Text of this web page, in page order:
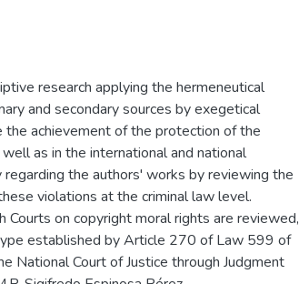
research applying the hermeneutical
and secondary sources by exegetical
the achievement of the protection of the
as in the international and national
the authors' works by reviewing the
violations at the criminal law level.
on copyright moral rights are reviewed,
established by Article 270 of Law 599 of
National Court of Justice through Judgment